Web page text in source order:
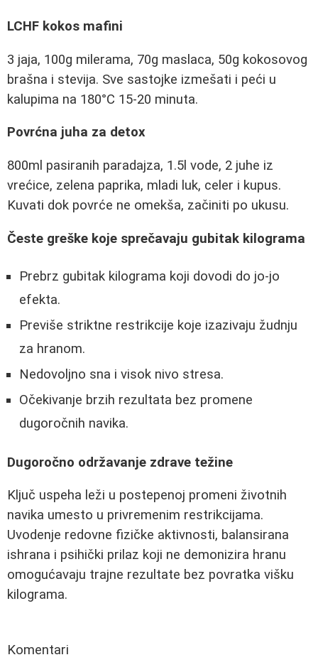
LCHF kokos mafini
3 jaja, 100g milerama, 70g maslaca, 50g kokosovog
brašna i stevija. Sve sastojke izmešati i peći u
kalupima na 180°C 15-20 minuta.
Povrćna juha za detox
800ml pasiranih paradajza, 1.5l vode, 2 juhe iz
vrećice, zelena paprika, mladi luk, celer i kupus.
Kuvati dok povrće ne omekša, začiniti po ukusu.
Česte greške koje sprečavaju gubitak kilograma
Prebrz gubitak kilograma koji dovodi do jo-jo
efekta.
Previše striktne restrikcije koje izazivaju žudnju
za hranom.
Nedovoljno sna i visok nivo stresa.
Očekivanje brzih rezultata bez promene
dugoročnih navika.
Dugoročno održavanje zdrave težine
Ključ uspeha leži u postepenoj promeni životnih
navika umesto u privremenim restrikcijama.
Uvodenje redovne fizičke aktivnosti, balansirana
ishrana i psihički prilaz koji ne demonizira hranu
omogućavaju trajne rezultate bez povratka višku
kilograma.
Komentari